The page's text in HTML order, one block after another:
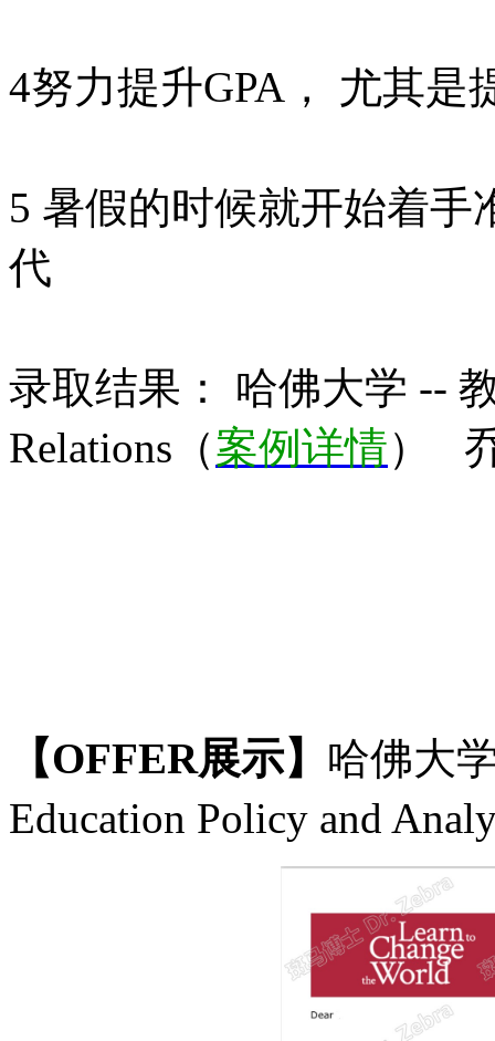
4努力提升GPA， 尤其是
5 暑假的时候就开始着
代
录取结果： 哈佛大学 --
Relations（案例详情）
【OFFER展示】 哈佛大
Education Policy and